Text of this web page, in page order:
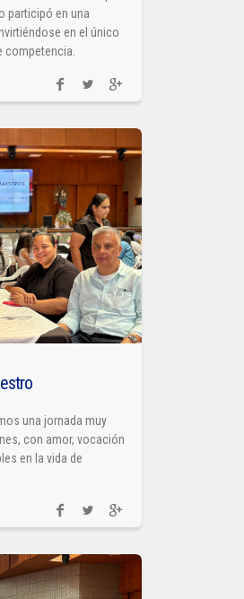
participó en una
en el único
competencia.
una jornada muy
con amor, vocación
en la vida de